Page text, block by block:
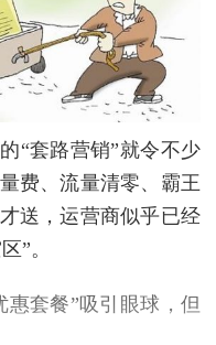
“套路营销”就令不少
费、流量清零、霸王
送，运营商似乎已经
”。
惠套餐”吸引眼球，但